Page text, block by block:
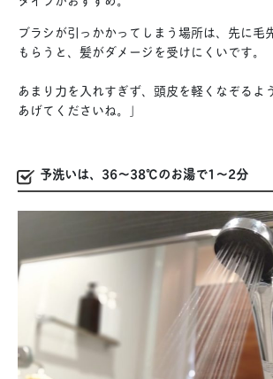
ブラシが引っかかってしまう場所は、先に毛
もらうと、髪がダメージを受けにくいです。
あまり力を入れすぎず、頭皮を軽くなぞるよ
あげてくださいね。」
予洗いは、36〜38℃のお湯で1〜2分